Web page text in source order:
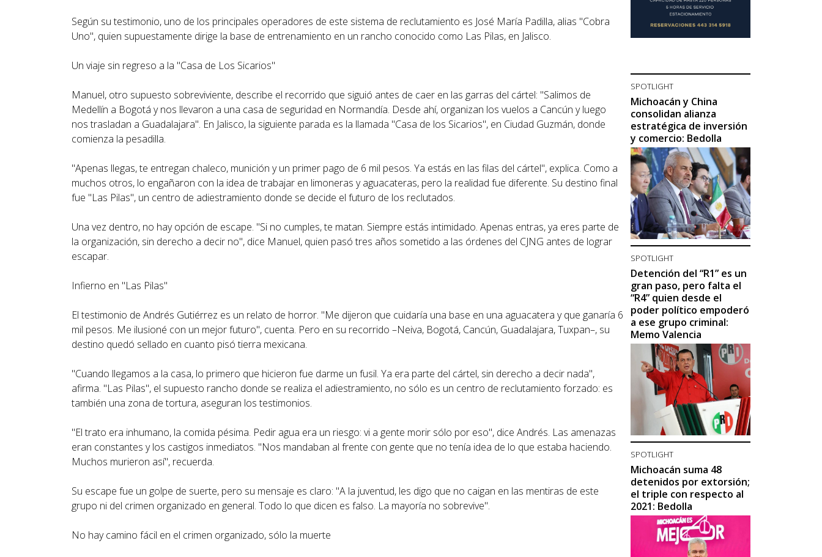
Según su testimonio, uno de los principales operadores de este sistema de reclutamiento es José María Padilla, alias "Cobra
Uno", quien supuestamente dirige la base de entrenamiento en un rancho conocido como Las Pilas, en Jalisco.
Un viaje sin regreso a la "Casa de Los Sicarios"
Manuel, otro supuesto sobreviviente, describe el recorrido que siguió antes de caer en las garras del cártel: "Salimos de
Medellín a Bogotá y nos llevaron a una casa de seguridad en Normandía. Desde ahí, organizan los vuelos a Cancún y luego
nos trasladan a Guadalajara". En Jalisco, la siguiente parada es la llamada "Casa de los Sicarios", en Ciudad Guzmán, donde
comienza la pesadilla.
"Apenas llegas, te entregan chaleco, munición y un primer pago de 6 mil pesos. Ya estás en las filas del cártel", explica. Como a
muchos otros, lo engañaron con la idea de trabajar en limoneras y aguacateras, pero la realidad fue diferente. Su destino final
fue "Las Pilas", un centro de adiestramiento donde se decide el futuro de los reclutados.
Una vez dentro, no hay opción de escape. "Si no cumples, te matan. Siempre estás intimidado. Apenas entras, ya eres parte de
la organización, sin derecho a decir no", dice Manuel, quien pasó tres años sometido a las órdenes del CJNG antes de lograr
escapar.
Infierno en "Las Pilas"
El testimonio de Andrés Gutiérrez es un relato de horror. "Me dijeron que cuidaría una base en una aguacatera y que ganaría 6
mil pesos. Me ilusioné con un mejor futuro", cuenta. Pero en su recorrido –Neiva, Bogotá, Cancún, Guadalajara, Tuxpan–, su
destino quedó sellado en cuanto pisó tierra mexicana.
"Cuando llegamos a la casa, lo primero que hicieron fue darme un fusil. Ya era parte del cártel, sin derecho a decir nada",
afirma. "Las Pilas", el supuesto rancho donde se realiza el adiestramiento, no sólo es un centro de reclutamiento forzado: es
también una zona de tortura, aseguran los testimonios.
"El trato era inhumano, la comida pésima. Pedir agua era un riesgo: vi a gente morir sólo por eso", dice Andrés. Las amenazas
eran constantes y los castigos inmediatos. "Nos mandaban al frente con gente que no tenía idea de lo que estaba haciendo.
Muchos murieron así", recuerda.
Su escape fue un golpe de suerte, pero su mensaje es claro: "A la juventud, les digo que no caigan en las mentiras de este
grupo ni del crimen organizado en general. Todo lo que dicen es falso. La mayoría no sobrevive".
No hay camino fácil en el crimen organizado, sólo la muerte
SPOTLIGHT
Michoacán y China
consolidan alianza
estratégica de inversión
y comercio: Bedolla
SPOTLIGHT
Detención del “R1” es un
gran paso, pero falta el
“R4” quien desde el
poder político empoderó
a ese grupo criminal:
Memo Valencia
SPOTLIGHT
Michoacán suma 48
detenidos por extorsión;
el triple con respecto al
2021: Bedolla